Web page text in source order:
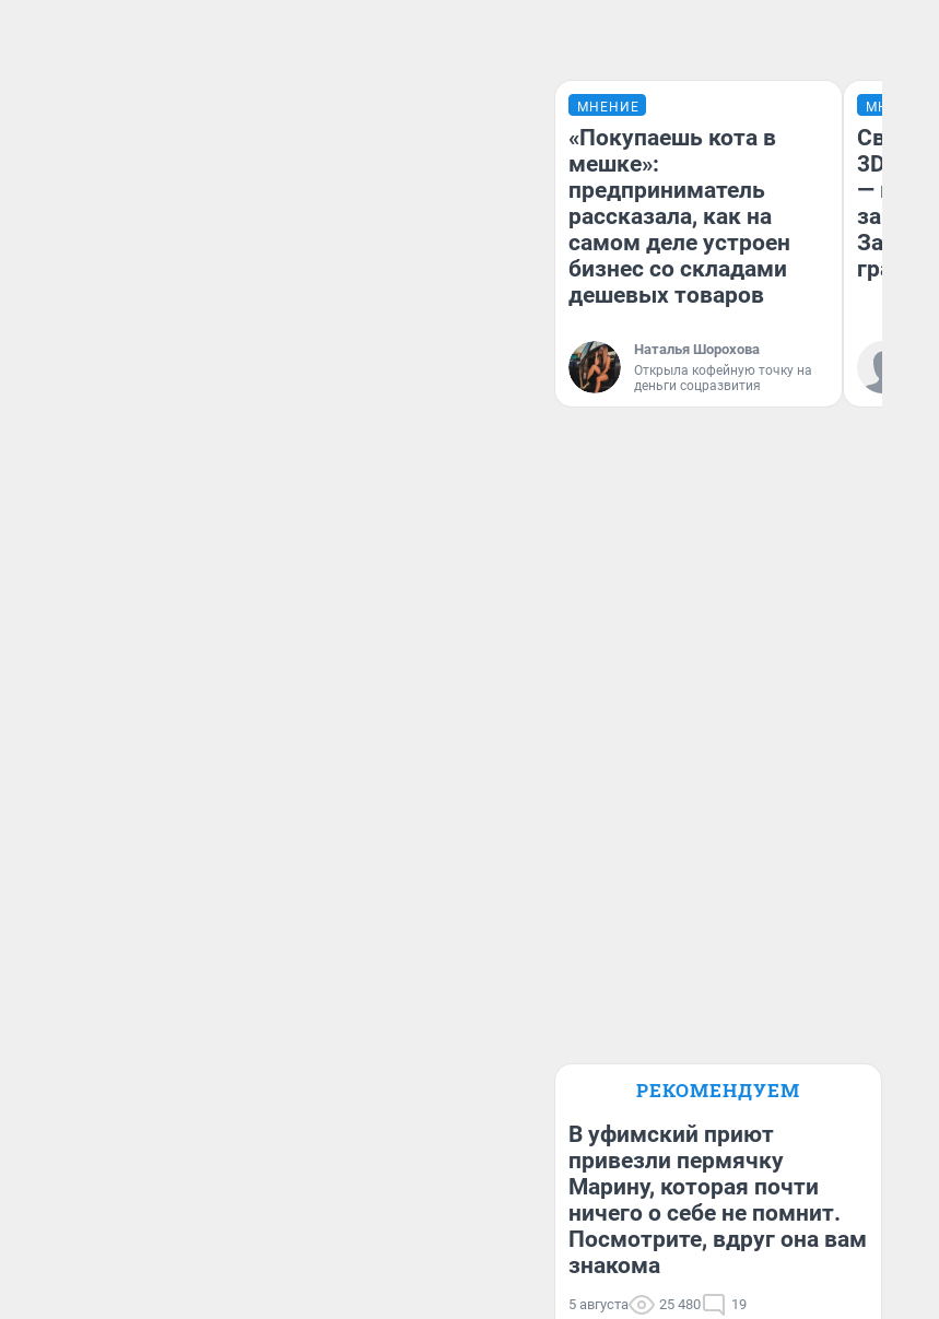
МНЕНИЕ
«Покупаешь кота в
мешке»:
предприниматель
рассказала, как на
самом деле устроен
бизнес со складами
дешевых товаров
Наталья Шорохова
Открыла кофейную точку на
деньги соцразвития
МНЕНИЕ
— как
РЕКОМЕНДУЕМ
В уфимский приют
привезли пермячку
Марину, которая почти
ничего о себе не помнит.
Посмотрите, вдруг она вам
знакома
5 августа 25 480 19